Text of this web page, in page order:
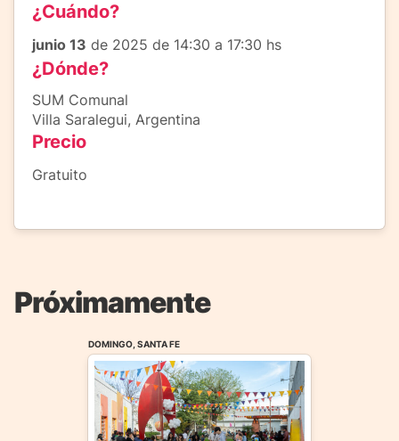
¿Cuándo?
junio 13 de 2025 de 14:30 a 17:30 hs
¿Dónde?
SUM Comunal
Villa Saralegui, Argentina
Precio
Gratuito
Próximamente
DOMINGO, SANTA FE